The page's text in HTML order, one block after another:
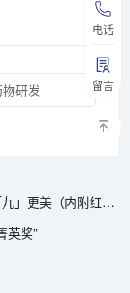
电话
留言
物研发
更美（内附红包）
英奖”